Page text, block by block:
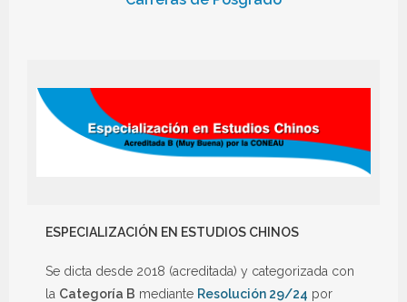
ESPECIALIZACIÓN EN ESTUDIOS CHINOS
Se dicta desde 2018 (acreditada) y categorizada con
la Categoría B mediante Resolución 29/24 por